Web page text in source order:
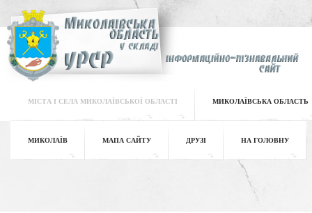
МІСТА І СЕЛА МИКОЛАЇВСЬКОЇ ОБЛАСТІ МИКОЛАЇВСЬКА ОБЛАСТЬ
МИКОЛАЇВ МАПА САЙТУ ДРУЗІ НА ГОЛОВНУ